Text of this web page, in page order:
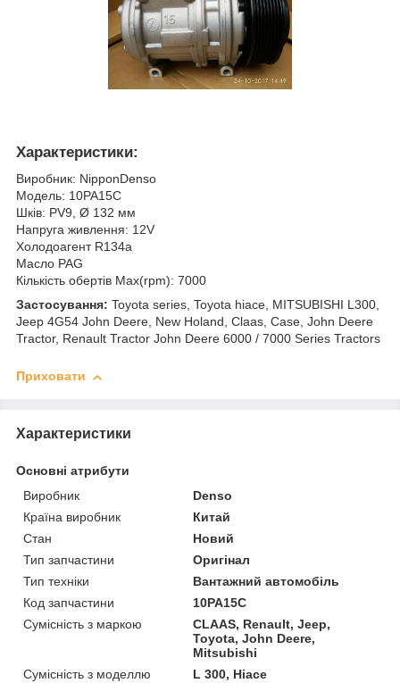
Характеристики:
Виробник: NipponDenso
Модель: 10РА15С
Шків: PV9, Ø 132 мм
Напруга живлення: 12V
Холодоагент R134a
Масло PAG
Кількість обертів Max(rpm): 7000
Застосування: Toyota series, Toyota hiace, MITSUBISHI L300,
Jeep 4G54 John Deere, New Holand, Claas, Case, John Deere
Tractor, Renault Tractor John Deere 6000 / 7000 Series Tractors
Приховати
Характеристики
Основні атрибути
Виробник
Denso
Країна виробник
Китай
Стан
Новий
Тип запчастини
Оригінал
Тип техніки
Вантажний автомобіль
Код запчастини
10РА15С
Сумісність з маркою
CLAAS, Renault, Jeep,
Toyota, John Deere,
Mitsubishi
Сумісність з моделлю
L 300, Hiace